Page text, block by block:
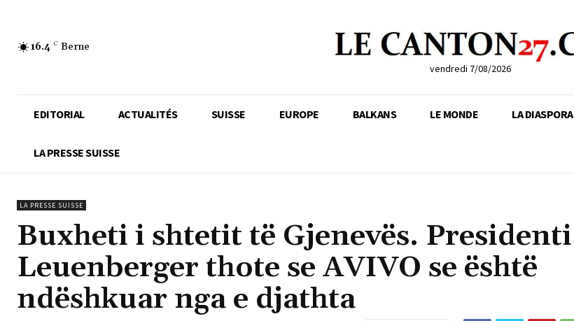
16.4 C Berne
vendredi 7/08/2026
EDITORIAL ACTUALITÉS SUISSE EUROPE BALKANS LE MONDE LA DIASPORA
LA PRESSE SUISSE
LA PRESSE SUISSE
Buxheti i shtetit të Gjenevës. Presidenti
Leuenberger thote se AVIVO se është
ndëshkuar nga e djathta